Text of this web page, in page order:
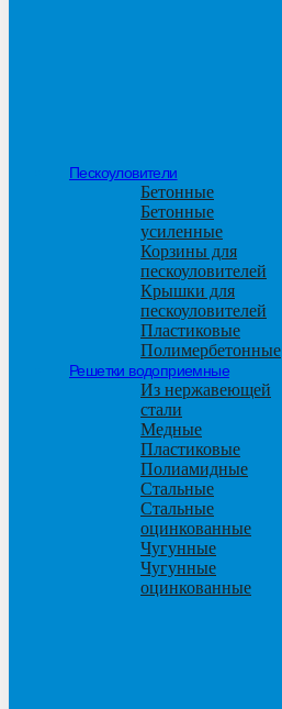
Пескоуловители
Бетонные
Бетонные
усиленные
Корзины для
пескоуловителей
Крышки для
пескоуловителей
Пластиковые
Полимербетонные
Решетки водоприемные
Из нержавеющей
стали
Медные
Пластиковые
Полиамидные
Стальные
Стальные
оцинкованные
Чугунные
Чугунные
оцинкованные